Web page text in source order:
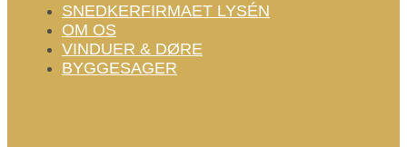
SNEDKERFIRMAET LYSÉN
OM OS
VINDUER & DØRE
BYGGESAGER